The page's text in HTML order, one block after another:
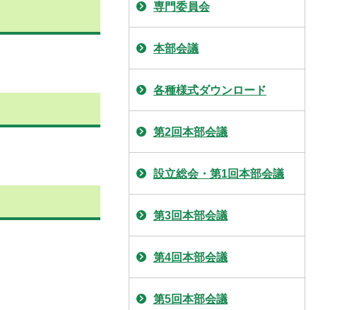
専門委員会
本部会議
各種様式ダウンロード
第2回本部会議
設立総会・第1回本部会議
第3回本部会議
第4回本部会議
第5回本部会議